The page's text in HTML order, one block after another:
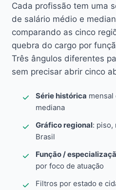
Cada profissão tem uma
de salário médio e
comparando as cinco
quebra do cargo por
Três ângulos diferentes
sem precisar abrir cinco
Série histórica mensal
mediana
Gráfico regional: piso,
Brasil
Função /
por foco de atuação
Filtros por estado e